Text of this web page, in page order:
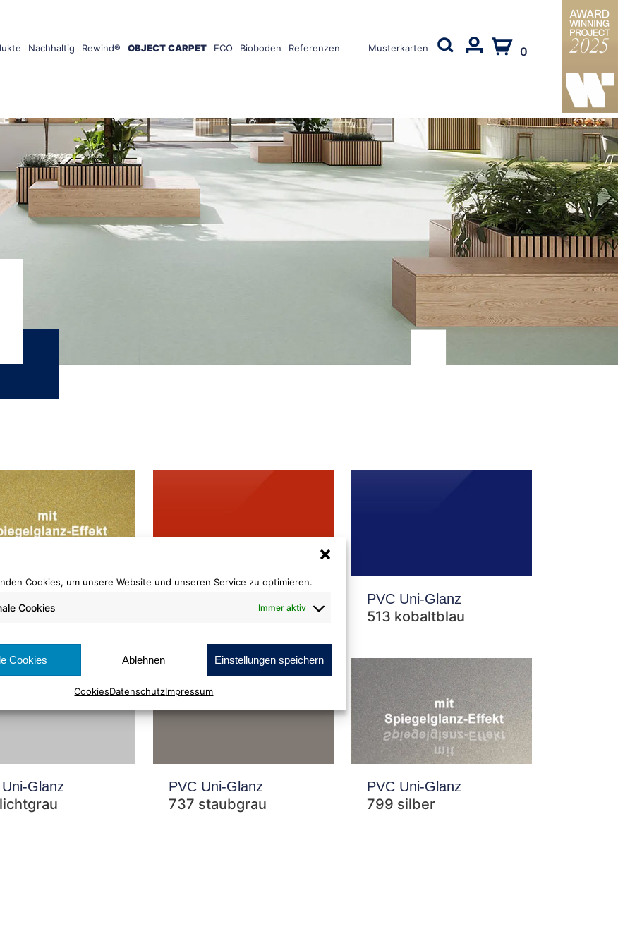
Cookies, um unsere Website und unseren Service zu optimieren.
Cookies Immer aktiv
Cookies Ablehnen Einstellungen speichern
CookiesDatenschutzImpressum
Nachhaltig Rewind® OBJECT CARPET ECO Bioboden Referenzen Musterkarten 0
PVC Uni-Glanz
513 kobaltblau
Glanz PVC Uni-Glanz
737 staubgrau
PVC Uni-Glanz
799 silber